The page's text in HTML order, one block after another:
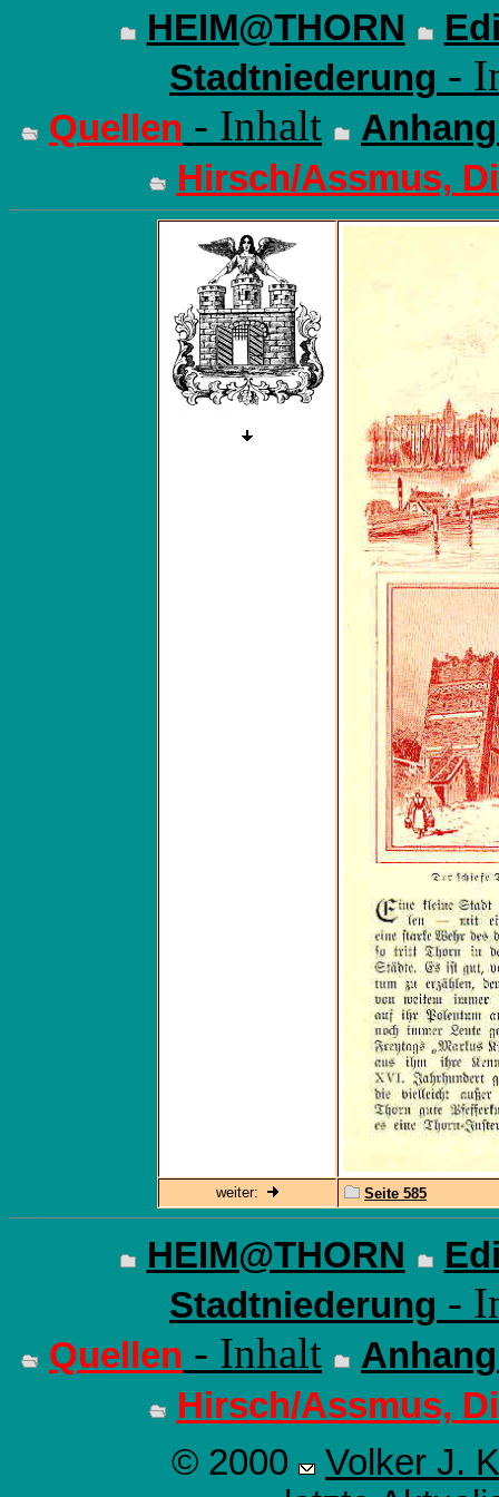
HEIM@THORN
Stadtniederung -
Quellen - Inhalt Anhang
Hirsch/Assmus,
weiter: Seite 585
HEIM@THORN
Stadtniederung -
Quellen - Inhalt Anhang
Hirsch/Assmus,
© 2000
Volker J.